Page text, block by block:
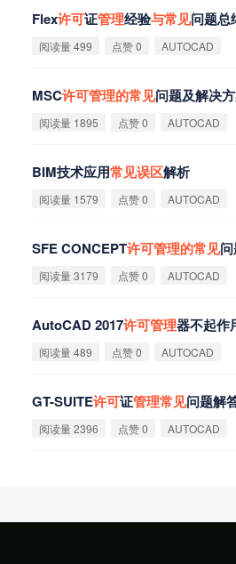
Flex许可证管理经验与常见问题总
阅读量 499 点赞 0 AUTOCAD
MSC许可管理的常见问题及解决
阅读量 1895 点赞 0 AUTOCAD
BIM技术应用常见误区解析
阅读量 1579 点赞 0 AUTOCAD
SFE CONCEPT许可管理的常见
阅读量 3179 点赞 0 AUTOCAD
AutoCAD 2017许可管理器不起作
阅读量 489 点赞 0 AUTOCAD
GT-SUITE许可证管理常见问题解
阅读量 2396 点赞 0 AUTOCAD